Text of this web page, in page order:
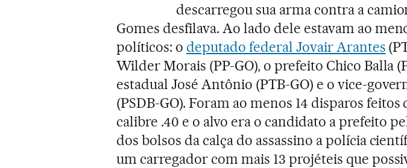
descarregou sua arma contra a
Gomes desfilava. Ao lado dele estavam ao
políticos: o deputado federal Jovair Arantes
Wilder Morais (PP-GO), o prefeito Chico Balla
estadual José Antônio (PTB-GO) e o vice-
(PSDB-GO). Foram ao menos 14 disparos
calibre .40 e o alvo era o candidato a prefeito
dos bolsos da calça do assassino a polícia
um carregador com mais 13 projéteis que